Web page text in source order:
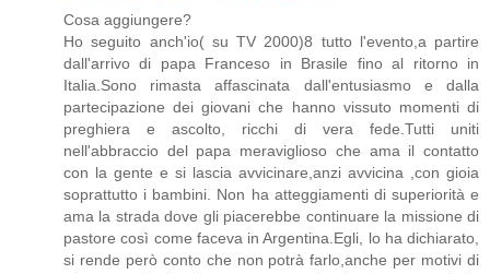
Cosa aggiungere?
Ho seguito anch'io( su TV 2000)8 tutto l'evento,a partire
dall'arrivo di papa Franceso in Brasile fino al ritorno in
Italia.Sono rimasta affascinata dall'entusiasmo e dalla
partecipazione dei giovani che hanno vissuto momenti di
preghiera e ascolto, ricchi di vera fede.Tutti uniti
nell'abbraccio del papa meraviglioso che ama il contatto
con la gente e si lascia avvicinare,anzi avvicina ,con gioia
soprattutto i bambini. Non ha atteggiamenti di superiorità e
ama la strada dove gli piacerebbe continuare la missione di
pastore così come faceva in Argentina.Egli, lo ha dichiarato,
si rende però conto che non potrà farlo,anche per motivi di